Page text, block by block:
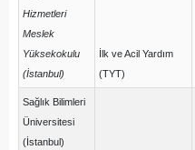
Hizmetleri
Meslek
Yüksekokulu
(İstanbul)
İlk ve Acil Yardım
(TYT)
Sağlık Bilimleri
Üniversitesi
(İstanbul)